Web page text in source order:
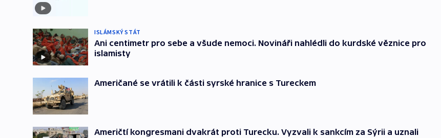
ISLÁMSKÝ STÁT
Ani centimetr pro sebe a všude nemoci. Novináři nahlédli do kurdské věznice pro
islamisty
Američané se vrátili k části syrské hranice s Tureckem
Američtí kongresmani dvakrát proti Turecku. Vyzvali k sankcím za Sýrii a uznali